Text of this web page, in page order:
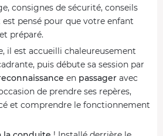
consignes de sécurité, conseils
pensé pour que votre enfant
préparé.
il est accueilli chaleureusement
puis débute sa session par
en passager avec
de prendre ses repères,
et comprendre le fonctionnement